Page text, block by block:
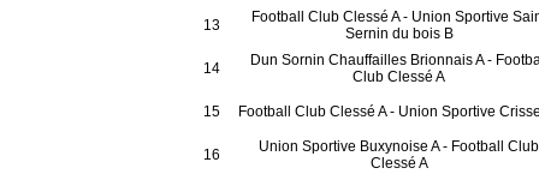
13
Football Club Clessé A - Union Sportive
Sernin du bois B
14
Dun Sornin Chauffailles Brionnais A -
Club Clessé A
15 Football Club Clessé A - Union Sportive
16
Union Sportive Buxynoise A - Football Club
Clessé A